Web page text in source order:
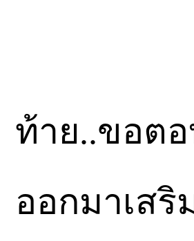
ท้าย..ขอต
ออกมาเส